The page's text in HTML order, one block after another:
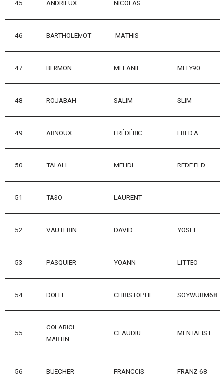
45 ANDRIEUX NICOLAS
46 BARTHOLEMOT MATHIS
47 BERMON MELANIE MELY90
48 ROUABAH SALIM SLIM
49 ARNOUX FRÉDÉRIC FRED A
50 TALALI MEHDI REDFIELD
51 TASO LAURENT
52 VAUTERIN DAVID YOSHI
53 PASQUIER YOANN LITTEO
54 DOLLE CHRISTOPHE SOYWURM68
55
COLARICI
MARTIN
CLAUDIU MENTALIST
56 BUECHER FRANCOIS FRANZ 68